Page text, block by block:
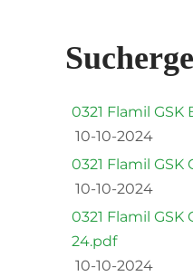
0321 Flamil
10-10-2024
0321 Flamil
10-10-2024
0321 Flamil
24.pdf
10-10-2024